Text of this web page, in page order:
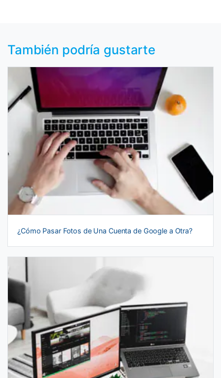
También podría gustarte
¿Cómo Pasar Fotos de Una Cuenta de Google a Otra?